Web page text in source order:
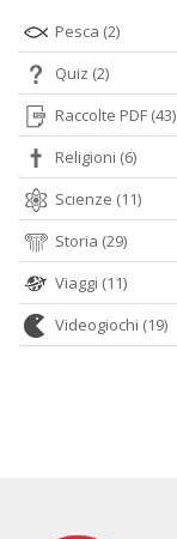
Pesca (2)
Quiz (2)
Raccolte PDF (43)
Religioni (6)
Scienze (11)
Storia (29)
Viaggi (11)
Videogiochi (19)